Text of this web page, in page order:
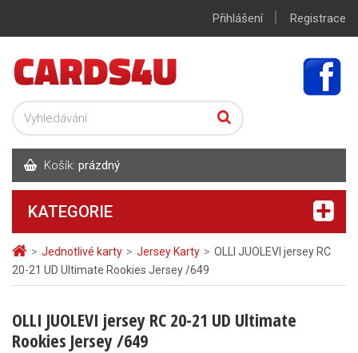
> Jednotlivé karty > Jersey Karty > OLLI JUOLEVI jersey RC
20-21 UD Ultimate Rookies Jersey /649
OLLI JUOLEVI jersey RC 20-21 UD Ultimate
Rookies Jersey /649
Přihlášení | Registrace
Košík: prázdný
KATEGORIE